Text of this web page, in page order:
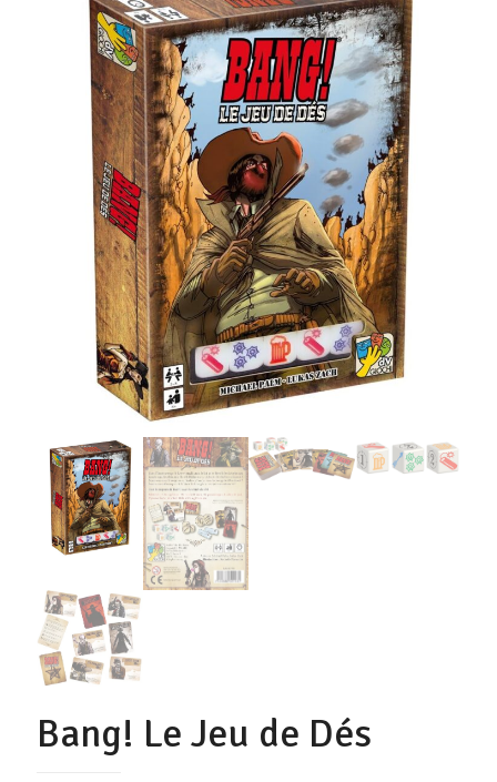
Bang! Le Jeu de Dés